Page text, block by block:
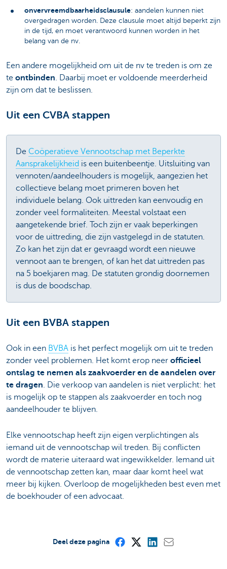
onvervreemdbaarheidsclausule: aandelen kunnen niet
overgedragen worden. Deze clausule moet altijd beperkt zijn
in de tijd, en moet verantwoord kunnen worden in het
belang van de nv.
Een andere mogelijkheid om uit de nv te treden is om ze
te ontbinden. Daarbij moet er voldoende meerderheid
zijn om dat te beslissen.
Uit een CVBA stappen
De Coöperatieve Vennootschap met Beperkte
Aansprakelijkheid is een buitenbeentje. Uitsluiting van
vennoten/aandeelhouders is mogelijk, aangezien het
collectieve belang moet primeren boven het
individuele belang. Ook uittreden kan eenvoudig en
zonder veel formaliteiten. Meestal volstaat een
aangetekende brief. Toch zijn er vaak beperkingen
voor de uittreding, die zijn vastgelegd in de statuten.
Zo kan het zijn dat er gevraagd wordt een nieuwe
vennoot aan te brengen, of kan het dat uittreden pas
na 5 boekjaren mag. De statuten grondig doornemen
is dus de boodschap.
Uit een BVBA stappen
Ook in een BVBA is het perfect mogelijk om uit te treden
zonder veel problemen. Het komt erop neer officieel
ontslag te nemen als zaakvoerder en de aandelen over
te dragen. Die verkoop van aandelen is niet verplicht: het
is mogelijk op te stappen als zaakvoerder en toch nog
aandeelhouder te blijven.
Elke vennootschap heeft zijn eigen verplichtingen als
iemand uit de vennootschap wil treden. Bij conflicten
wordt de materie uiteraard wat ingewikkelder. Iemand uit
de vennootschap zetten kan, maar daar komt heel wat
meer bij kijken. Overloop de mogelijkheden best even met
de boekhouder of een advocaat.
Deel deze pagina